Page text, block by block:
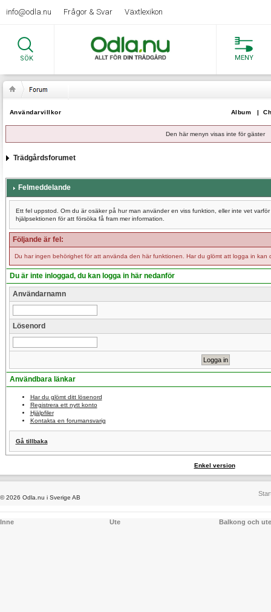
info@odla.nu Frågor & Svar Växtlexikon
SÖK MENY
Användarvillkor Album |
Den här menyn visas inte för gäster
Trädgårdsforumet
Felmeddelande
Ett fel uppstod. Om du är osäker på hur man använder en viss funktion, eller inte vet
hjälpsektionen för att försöka få fram mer information.
Följande är fel:
Du har ingen behörighet för att använda den här funktionen. Har du glömt att logga in kan
Du är inte inloggad, du kan logga in här nedanför
Användarnamn
Lösenord
Användbara länkar
Har du glömt ditt lösenord
Registrera ett nytt konto
Hjälpfiler
Kontakta en forumansvarig
Gå tillbaka
Enkel version
© 2026 Odla.nu i Sverige AB
Inne Ute Balkong och